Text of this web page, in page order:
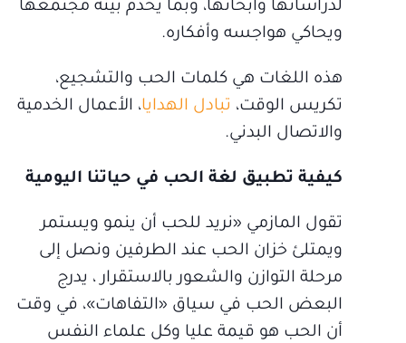
لدراساتها وأبحاثها، وبما يخدم بيئة مجتمعها
ويحاكي هواجسه وأفكاره.
هذه اللغات هي كلمات الحب والتشجيع،
تكريس الوقت، تبادل الهدايا، الأعمال الخدمية
والاتصال البدني.
كيفية تطبيق لغة الحب في حياتنا اليومية
تقول المازمي «نريد للحب أن ينمو ويستمر
ويمتلئ خزان الحب عند الطرفين ونصل إلى
مرحلة التوازن والشعور بالاستقرار ، يدرج
البعض الحب في سياق «التفاهات»، في وقت
أن الحب هو قيمة عليا وكل علماء النفس